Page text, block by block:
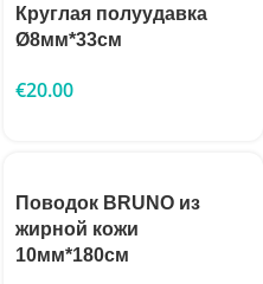
Круглая полуудавка
Ø8мм*33см
€20.00
Поводок BRUNO из
жирной кожи
10мм*180см